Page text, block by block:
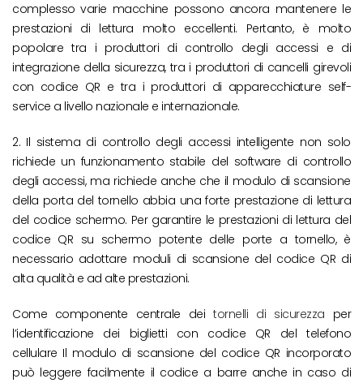
complesso varie macchine possono ancora mantenere le
prestazioni di lettura molto eccellenti. Pertanto, è molto
popolare tra i produttori di controllo degli accessi e di
integrazione della sicurezza, tra i produttori di cancelli girevoli
con codice QR e tra i produttori di apparecchiature self-
service a livello nazionale e internazionale.
2. Il sistema di controllo degli accessi intelligente non solo
richiede un funzionamento stabile del software di controllo
degli accessi, ma richiede anche che il modulo di scansione
della porta del tornello abbia una forte prestazione di lettura
del codice schermo. Per garantire le prestazioni di lettura del
codice QR su schermo potente delle porte a tornello, è
necessario adottare moduli di scansione del codice QR di
alta qualità e ad alte prestazioni.
Come componente centrale deitornelli di sicurezza per
l’identificazione dei biglietti con codice QR del telefono
cellulare Il modulo di scansione del codice QR incorporato
può leggere facilmente il codice a barre anche in caso di